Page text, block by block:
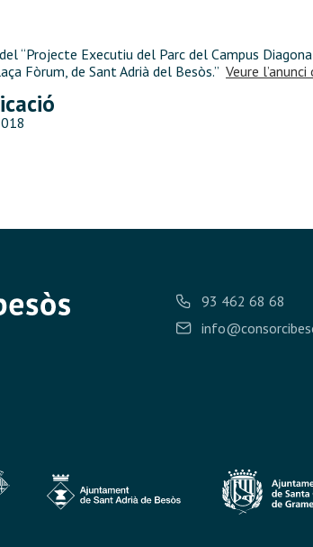
“Projecte Executiu del Parc del Campus
Fòrum, de Sant Adrià del Besòs.” Veure
93 462 68 68